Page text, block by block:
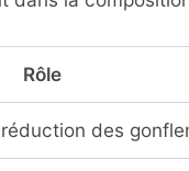
Rôle
des